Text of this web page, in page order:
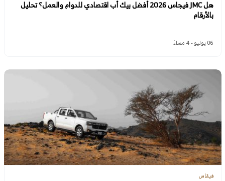
هل JMC فيجاس 2026 أفضل بيك أب اقتصادي للدوام والعمل؟ تحليل
بالأرقام
06 يوليو - 4 مساءً
فيقاس